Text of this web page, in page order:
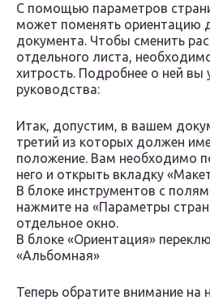
С помощью параметров
может поменять ориентацию
документа. Чтобы сменить
отдельного листа,
хитрость. Подробнее о ней вы
руководства:
Итак, допустим, в вашем
третий из которых должен
положение. Вам необходимо
него и открыть вкладку
В блоке инструментов с
нажмите на «Параметры
отдельное окно.
В блоке «Ориентация»
«Альбомная»
Теперь обратите внимание